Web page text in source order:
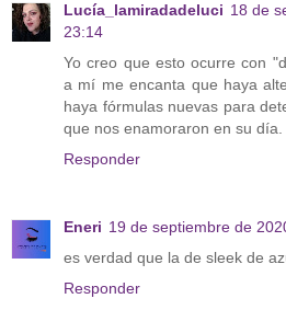
Lucía_lamiradadeluci 18 de
23:14
Yo creo que esto ocurre con
a mí me encanta que haya
haya fórmulas nuevas para
que nos enamoraron en su día.
Responder
Eneri 19 de septiembre de
es verdad que la de sleek de
Responder